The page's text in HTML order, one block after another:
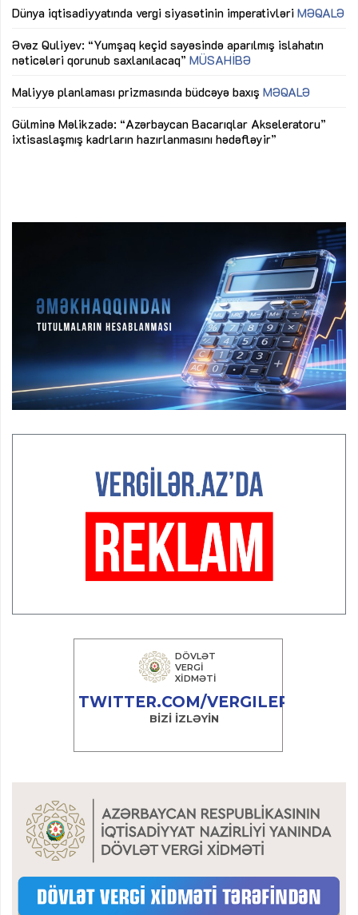
Dünya iqtisadiyyatında vergi siyasətinin imperativləri MƏQALƏ
Əvəz Quliyev: “Yumşaq keçid sayəsində aparılmış islahatın
nəticələri qorunub saxlanılacaq” MÜSAHİBƏ
Maliyyə planlaması prizmasında büdcəyə baxış MƏQALƏ
Gülminə Məlikzadə: “Azərbaycan Bacarıqlar Akseleratoru”
ixtisaslaşmış kadrların hazırlanmasını hədəfləyir”